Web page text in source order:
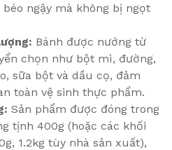
ngậy mà không bị ngọt
Bánh được nướng từ
chọn như bột mì, đường,
sữa bột và dầu cọ, đảm
toàn vệ sinh thực phẩm.
Sản phẩm được đóng trong
tịnh 400g (hoặc các khối
1.2kg tùy nhà sản xuất),